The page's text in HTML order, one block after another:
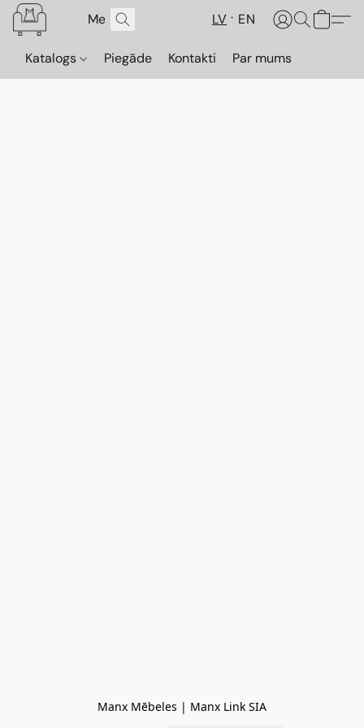
LV EN
Katalogs Piegāde Kontakti Par mums
Manx Mēbeles | Manx Link SIA